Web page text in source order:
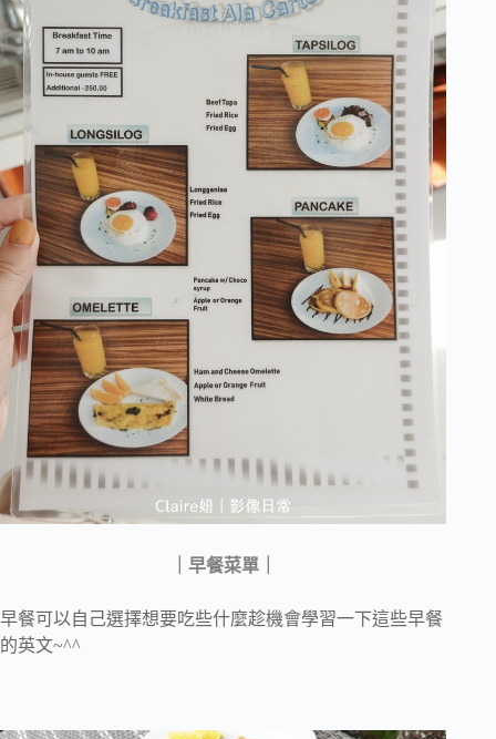
｜早餐菜單｜
早餐可以自己選擇想要吃些什麼趁機會學習一下這些早餐
的英文~^^